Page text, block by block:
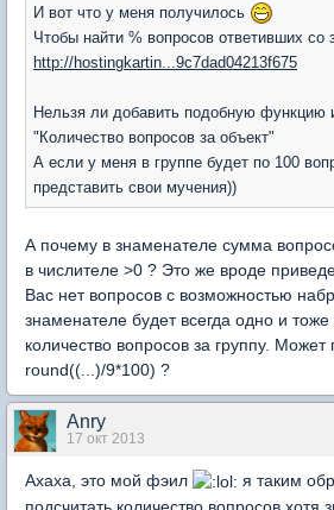
И вот что у меня получилось
Чтобы найти % вопросов ответивших со
http://hostingkartin...9c7dad04213f675
Нельзя ли добавить подобную
"Количество вопросов за объект"
А если у меня в группе будет по 100
представить свои мучения))
А почему в знаменателе сумма
в числителе >0 ? Это же вроде
Вас нет вопросов с возможностью
знаменателе будет всегда одно и
количество вопросов за группу.
round((...)/9*100) ?
Anry
17 окт 2013
Ахаха, это мой фэил
я таким